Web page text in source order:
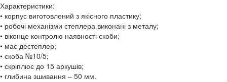
Характеристики:
• корпус виготовлений з якісного пластику;
• робочі механізми степлера виконані з металу;
• віконце контролю наявності скоби;
• має дестеплер;
• скоба №10/5;
• скріплює до 15 аркушів;
• глибина зшивання – 50 мм.